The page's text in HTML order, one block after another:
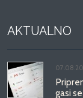
AKTUALNO
gasi